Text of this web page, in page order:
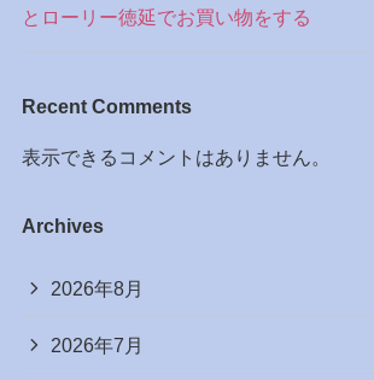
とローリー徳延でお買い物をする
Recent Comments
表示できるコメントはありません。
Archives
2026年8月
2026年7月